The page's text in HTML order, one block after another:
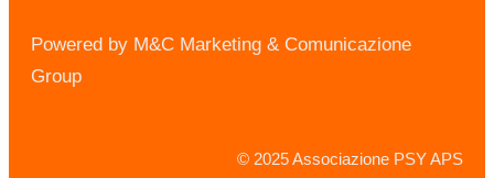
Powered by M&C Marketing & Comunicazione
Group
© 2025 Associazione PSY APS